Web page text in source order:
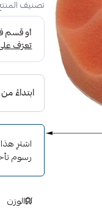
تصنيف
اشترِ هذا
رسوم
الوزن